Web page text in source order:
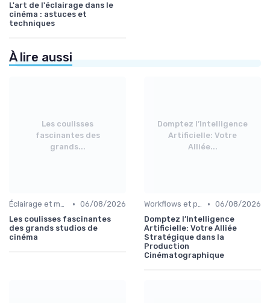
L'art de l'éclairage dans le
cinéma : astuces et
techniques
À lire aussi
Les coulisses
fascinantes des
grands...
Éclairage et machinerie • 06/08/2026
Les coulisses fascinantes
des grands studios de
cinéma
Domptez l’Intelligence
Artificielle: Votre
Alliée...
Workflows et post-production • 06/08/2026
Domptez l’Intelligence
Artificielle: Votre Alliée
Stratégique dans la
Production
Cinématographique